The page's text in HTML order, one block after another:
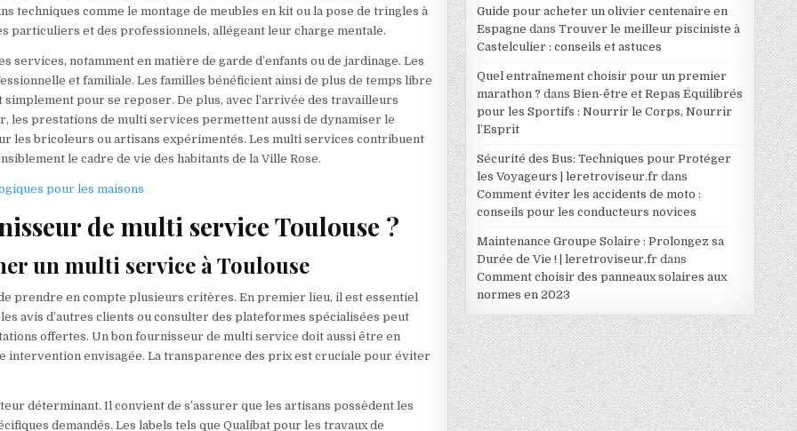
techniques comme le montage de meubles en kit ou la pose de tringles à
particuliers et des professionnels, allégeant leur charge mentale.
services, notamment en matière de garde d’enfants ou de jardinage. Les
et familiale. Les familles bénéficient ainsi de plus de temps libre
pour se reposer. De plus, avec l’arrivée des travailleurs
les prestations de multi services permettent aussi de dynamiser le
les bricoleurs ou artisans expérimentés. Les multi services contribuent
le cadre de vie des habitants de la Ville Rose.
pour les maisons
de multi service Toulouse ?
un multi service à Toulouse
prendre en compte plusieurs critères. En premier lieu, il est essentiel
avis d’autres clients ou consulter des plateformes spécialisées peut
offertes. Un bon fournisseur de multi service doit aussi être en
envisagée. La transparence des prix est cruciale pour éviter
déterminant. Il convient de s’assurer que les artisans possèdent les
demandés. Les labels tels que Qualibat pour les travaux de
Guide pour acheter un olivier centenaire en
Espagne dans Trouver le meilleur pisciniste à
Castelculier : conseils et astuces
Quel entraînement choisir pour un premier
marathon ? dans Bien-être et Repas Équilibrés
pour les Sportifs : Nourrir le Corps, Nourrir
l’Esprit
Sécurité des Bus: Techniques pour Protéger
les Voyageurs | leretroviseur.fr dans
Comment éviter les accidents de moto :
conseils pour les conducteurs novices
Maintenance Groupe Solaire : Prolongez sa
Durée de Vie ! | leretroviseur.fr dans
Comment choisir des panneaux solaires aux
normes en 2023